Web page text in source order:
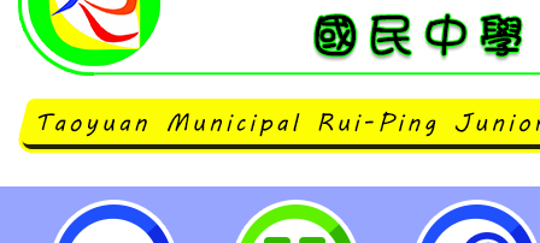
桃園市立瑞坪國民中學